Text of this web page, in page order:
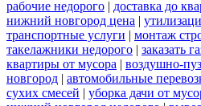
рабочие недорого | доставка до
нижний новгород цена |
транспортные услуги | монтаж
такелажники недорого | заказать
квартиры от мусора | воздушно-
новгород | автомобильные
сухих смесей | уборка дачи от